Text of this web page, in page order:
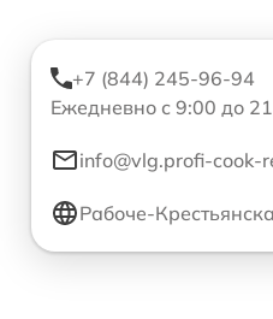
+7 (844) 245-96-94
Ежедневно с 9:00 до
info@vlg.profi-cook-
Рабоче-